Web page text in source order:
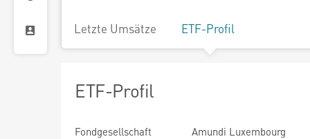
Letzte Umsätze ETF-Profil
ETF-Profil
Fondgesellschaft
Amundi Luxembourg